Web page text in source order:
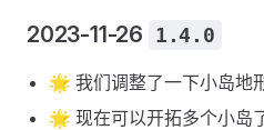
2023-11-26 1.4.0
🌟 我们调整了一下小岛地
🌟 现在可以开拓多个小岛